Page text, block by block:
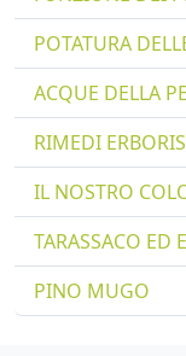
POTATURA
ACQUE DELLA
RIMEDI
IL NOSTRO
TARASSACO ED
PINO MUGO